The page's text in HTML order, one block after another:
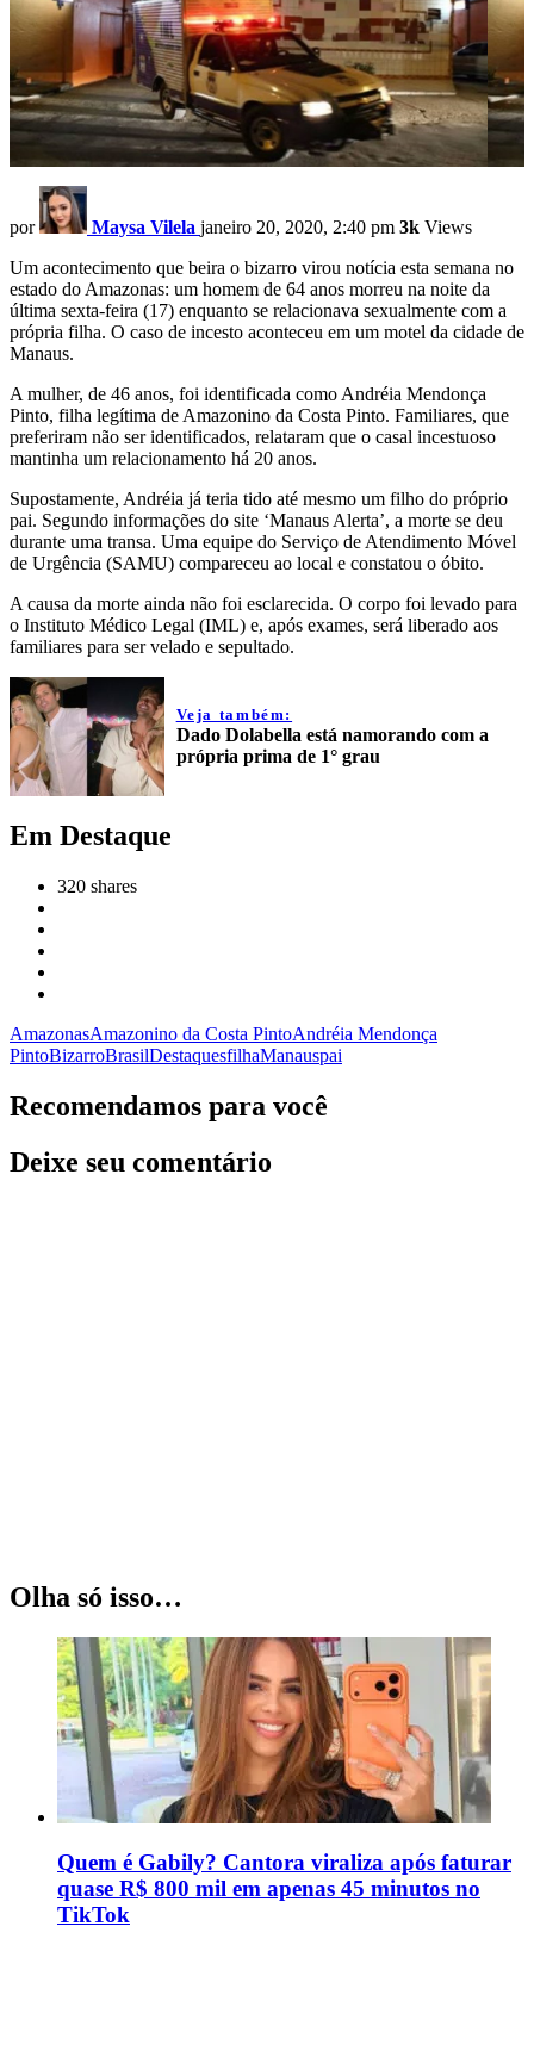
por Maysa Vilela janeiro 20, 2020, 2:40 pm 3k Views
Um acontecimento que beira o bizarro virou notícia esta semana no
estado do Amazonas: um homem de 64 anos morreu na noite da
última sexta-feira (17) enquanto se relacionava sexualmente com a
própria filha. O caso de incesto aconteceu em um motel da cidade de
Manaus.
A mulher, de 46 anos, foi identificada como Andréia Mendonça
Pinto, filha legítima de Amazonino da Costa Pinto. Familiares, que
preferiram não ser identificados, relataram que o casal incestuoso
mantinha um relacionamento há 20 anos.
Supostamente, Andréia já teria tido até mesmo um filho do próprio
pai. Segundo informações do site ‘Manaus Alerta’, a morte se deu
durante uma transa. Uma equipe do Serviço de Atendimento Móvel
de Urgência (SAMU) compareceu ao local e constatou o óbito.
A causa da morte ainda não foi esclarecida. O corpo foi levado para
o Instituto Médico Legal (IML) e, após exames, será liberado aos
familiares para ser velado e sepultado.
Veja também:
Dado Dolabella está namorando com a
própria prima de 1° grau
Em Destaque
320 shares
AmazonasAmazonino da Costa PintoAndréia Mendonça
PintoBizarroBrasilDestaquesfilhaManauspai
Recomendamos para você
Deixe seu comentário
Olha só isso…
Quem é Gabily? Cantora viraliza após faturar
quase R$ 800 mil em apenas 45 minutos no
TikTok